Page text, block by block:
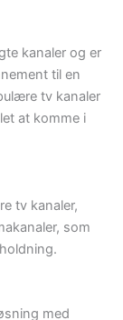
kanaler og er
til en
tv kanaler
at komme i
tv kanaler,
som
med